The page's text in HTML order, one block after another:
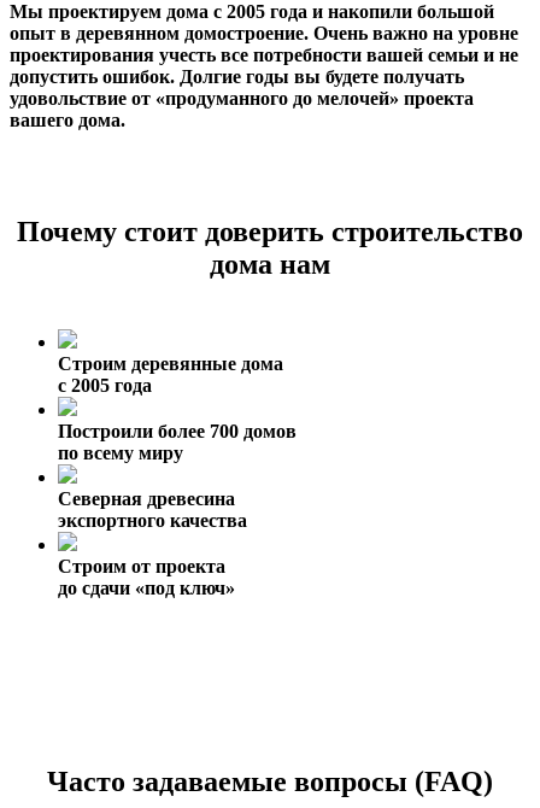
Мы проектируем дома с 2005 года и накопили большой
опыт в деревянном домостроение. Очень важно на уровне
проектирования учесть все потребности вашей семьи и не
допустить ошибок. Долгие годы вы будете получать
удовольствие от «продуманного до мелочей» проекта
вашего дома.
Почему стоит доверить строительство
дома нам
Строим деревянные дома
с 2005 года
Построили более 700 домов
по всему миру
Северная древесина
экспортного качества
Строим от проекта
до сдачи «под ключ»
Часто задаваемые вопросы (FAQ)